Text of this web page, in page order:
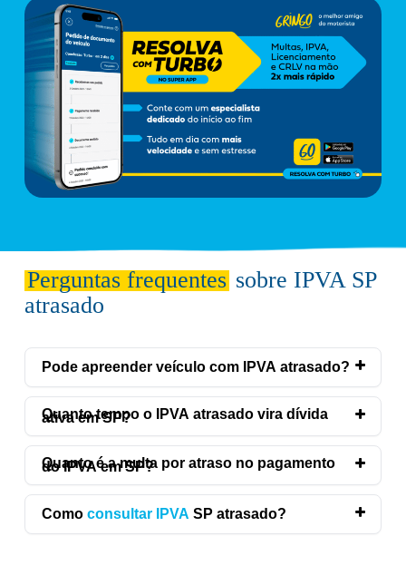
Perguntas frequentes sobre IPVA SP
atrasado
Pode apreender veículo com IPVA atrasado?
Quanto tempo o IPVA atrasado vira dívida
ativa em SP?
Quanto é a multa por atraso no pagamento
do IPVA em SP?
Como consultar IPVA SP atrasado?